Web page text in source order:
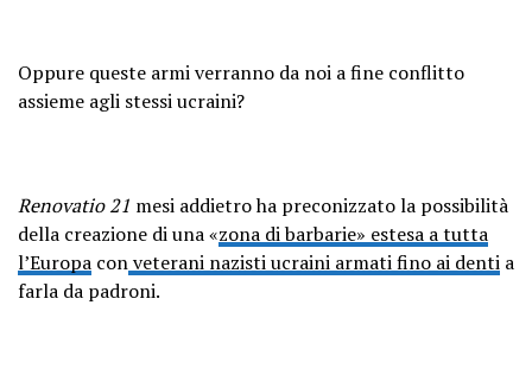
Oppure queste armi verranno da noi a fine conflitto
assieme agli stessi ucraini?
Renovatio 21 mesi addietro ha preconizzato la possibilità
della creazione di una «zona di barbarie» estesa a tutta
l’Europa conveterani nazisti ucraini armati fino ai denti a
farla da padroni.